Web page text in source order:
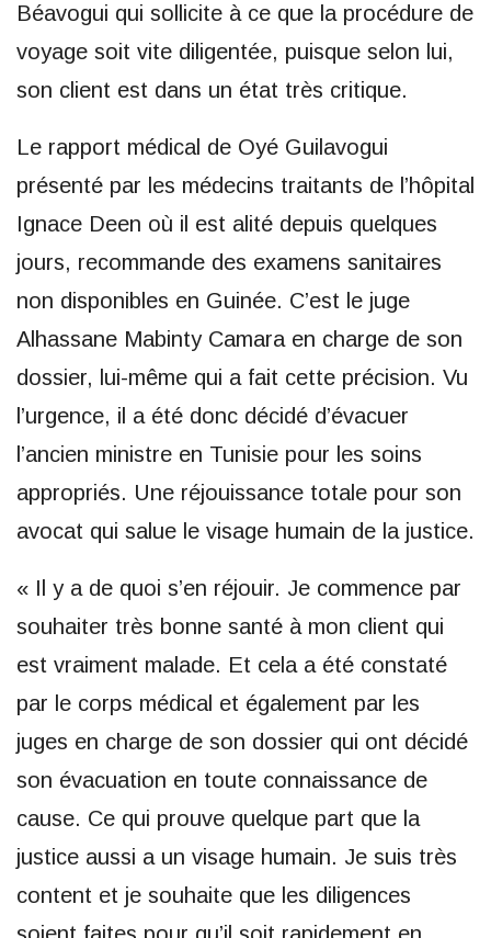
Béavogui qui sollicite à ce que la procédure de
voyage soit vite diligentée, puisque selon lui,
son client est dans un état très critique.
Le rapport médical de Oyé Guilavogui
présenté par les médecins traitants de l’hôpital
Ignace Deen où il est alité depuis quelques
jours, recommande des examens sanitaires
non disponibles en Guinée. C’est le juge
Alhassane Mabinty Camara en charge de son
dossier, lui-même qui a fait cette précision. Vu
l’urgence, il a été donc décidé d’évacuer
l’ancien ministre en Tunisie pour les soins
appropriés. Une réjouissance totale pour son
avocat qui salue le visage humain de la justice.
« Il y a de quoi s’en réjouir. Je commence par
souhaiter très bonne santé à mon client qui
est vraiment malade. Et cela a été constaté
par le corps médical et également par les
juges en charge de son dossier qui ont décidé
son évacuation en toute connaissance de
cause. Ce qui prouve quelque part que la
justice aussi a un visage humain. Je suis très
content et je souhaite que les diligences